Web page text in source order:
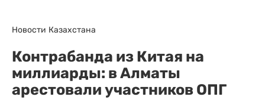
Новости Казахстана
Контрабанда из Китая на
миллиарды: в Алматы
арестовали участников ОПГ